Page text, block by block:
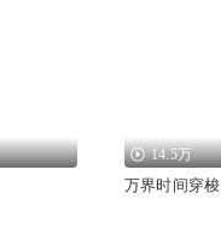
14.5万
万界时间穿梭